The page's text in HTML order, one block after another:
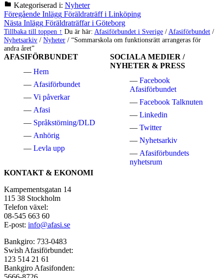
Kategoriserad i: Nyheter
Hoppa
tillbaka
till
huvudnavigeringen
Inläggsnavigering
Föregående Inlägg Föräldraträff i Linköping
Nästa Inlägg Föräldraträffar i Göteborg
Tillbaka till toppen ↑ Du är här: Afasiförbundet i Sverige / Afasiförbundet /
Nyhetsarkiv / Nyheter / “Sommarskola om funktionsrätt arrangeras för
andra året”
AFASIFÖRBUNDET
Hem
Afasiförbundet
Vi påverkar
Afasi
Språkstörning/DLD
Anhörig
Levla upp
SOCIALA MEDIER /
NYHETER & PRESS
Facebook
Afasiförbundet
Facebook Talknuten
Linkedin
Twitter
Nyhetsarkiv
Afasiförbundets
nyhetsrum
KONTAKT & EKONOMI
Kampementsgatan 14
115 38 Stockholm
Telefon växel:
08-545 663 60
E-post: info@afasi.se
Bankgiro: 733-0483
Swish Afasiförbundet:
123 514 21 61
Bankgiro Afasifonden: